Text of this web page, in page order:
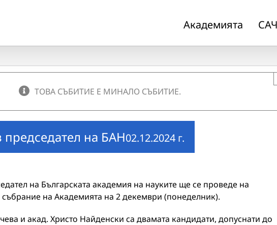
Академията
ТОВА СЪБИТИЕ Е МИНАЛО СЪБИТИЕ.
на БАН02.12.2024 г.
на Българската академия на науките ще се проведе на
на Академията на 2 декември (понеделник).
и акад. Христо Найденски са двамата кандидати, допуснати до